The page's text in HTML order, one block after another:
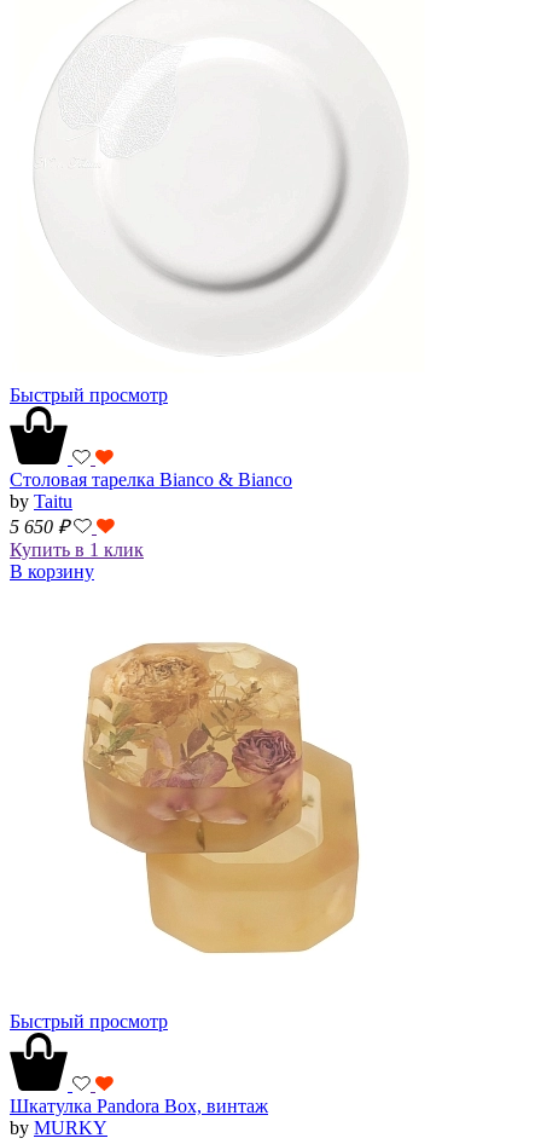
Быстрый просмотр
Столовая тарелка Bianco & Bianco
by Taitu
5 650 ₽
Купить в 1 клик
В корзину
Быстрый просмотр
Шкатулка Pandora Box, винтаж
by MURKY